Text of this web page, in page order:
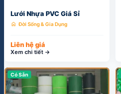
Xem chi tiết →